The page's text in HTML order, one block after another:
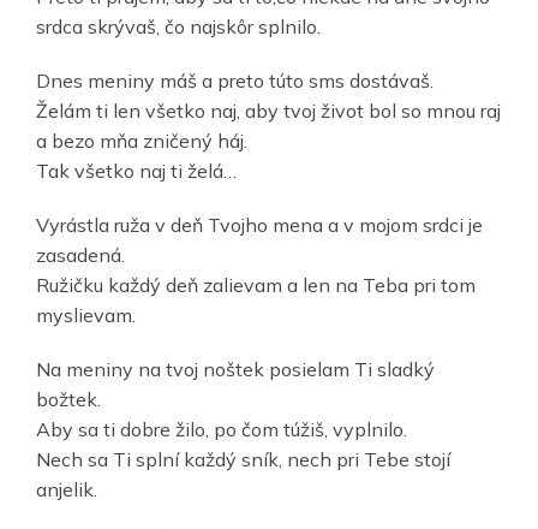
srdca skrývaš, čo najskôr splnilo.
Dnes meniny máš a preto túto sms dostávaš.
Želám ti len všetko naj, aby tvoj život bol so mnou raj
a bezo mňa zničený háj.
Tak všetko naj ti želá…
Vyrástla ruža v deň Tvojho mena a v mojom srdci je
zasadená.
Ružičku každý deň zalievam a len na Teba pri tom
myslievam.
Na meniny na tvoj noštek posielam Ti sladký
božtek.
Aby sa ti dobre žilo, po čom túžiš, vyplnilo.
Nech sa Ti splní každý sník, nech pri Tebe stojí
anjelik.